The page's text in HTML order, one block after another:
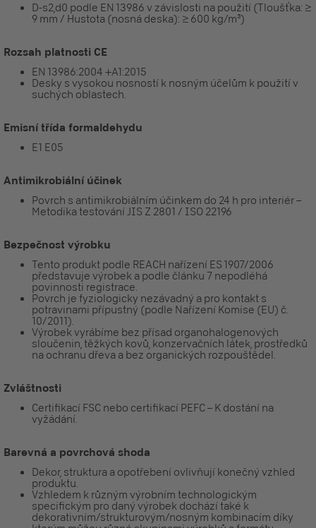
D-s2,d0 podle EN 13986 v závislosti na použití (Tloušťka: ≥
9 mm / Hustota (nosná deska): ≥ 600 kg/m³)
Rozsah platnosti CE
EN 13986:2004 +A1:2015
Desky s vysokou nosností k nosným účelům k použití v
suchých oblastech.
Emisní třída formaldehydu
E1 E05
Antimikrobiální účinek
Povrch s antimikrobiálním účinkem do 24 h pro interiér –
Metodika testování JIS Z 2801 / ISO 22196
Bezpečnost výrobku
Tento produkt podle REACH nařízení ES 1907/2006
představuje výrobek a podle článku 7 nepodléhá
povinnosti registrace.
Povrch je fyziologicky nezávadný a pro kontakt s
potravinami přípustný (podle Nařízení Komise (EU) č.
10/2011).
Výrobek vyrábíme bez přísad organohalogenových
sloučenin, těžkých kovů, konzervačních látek, prostředků
na ochranu dřeva a bez organických rozpouštědel.
Zvláštnosti
Certifikací FSC nebo certifikací PEFC – K dostání na
vyžádání.
Barevná a povrchová shoda
Dekor, struktura a opotřebení ovlivňují konečný vzhled
produktu.
Vzhledem k různým výrobním technologickým
specifickým pro daný výrobek dochází také k
dekorativním/strukturovým/nosným kombinacím díky